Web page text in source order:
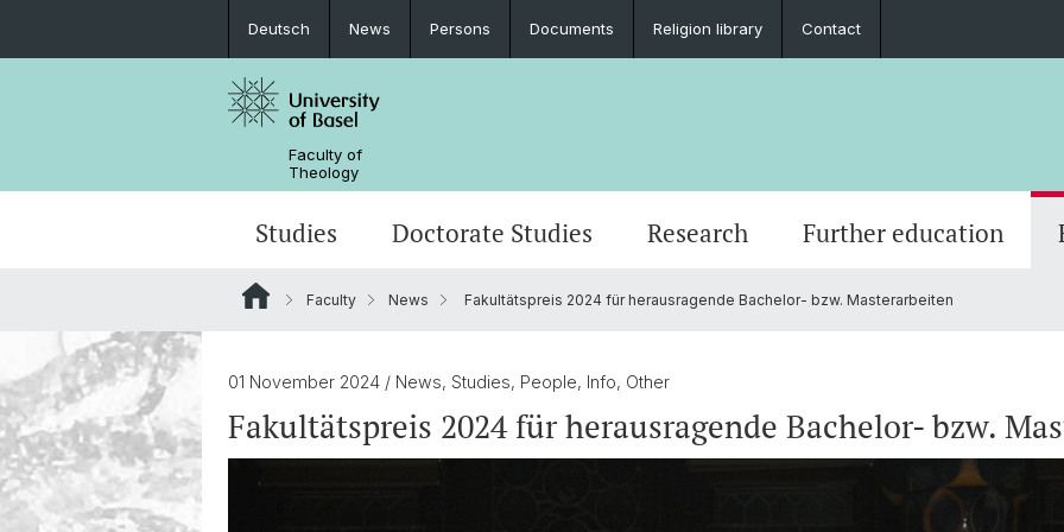
Deutsch News Persons Documents Religion library Contact
Faculty of
Theology
Studies
Prospective students Mobility
Doctorate Studies
Doctoral students at the Faculty of
Support and Funding
Research
Research Networks Habilitation
Publications
Further education
Organization Awards
AlumniTheologie Leuenberg Faculty Retreat
History
Faculty News Fakultätspreis 2024 für herausragende Bachelor- bzw. Masterarbeiten
01 November 2024 / News, Studies, People, Info, Other
Fakultätspreis 2024 für herausragende Bachelor- bzw.